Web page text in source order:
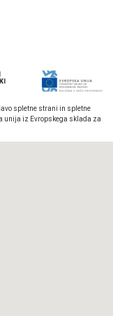
spletne strani in spletne
unija iz Evropskega sklada za